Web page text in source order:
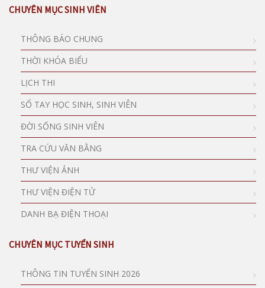
CHUYÊN MỤC SINH VIÊN
THÔNG BÁO CHUNG
THỜI KHÓA BIỂU
LỊCH THI
SỔ TAY HỌC SINH, SINH VIÊN
ĐỜI SỐNG SINH VIÊN
TRA CỨU VĂN BẰNG
THƯ VIỆN ẢNH
THƯ VIỆN ĐIỆN TỬ
DANH BẠ ĐIỆN THOẠI
CHUYÊN MỤC TUYỂN SINH
THÔNG TIN TUYỂN SINH 2026